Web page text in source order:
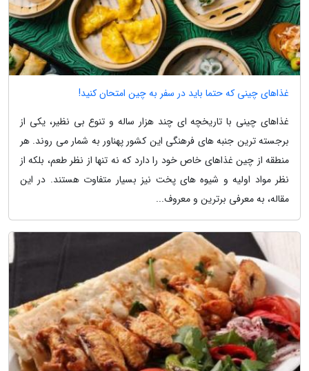
غذاهای چینی که حتما باید در سفر به چین امتحان کنید!
غذاهای چینی با تاریخچه ای چند هزار ساله و تنوع بی نظیر، یکی از
برجسته ترین جنبه های فرهنگی این کشور پهناور به شمار می روند. هر
منطقه از چین غذاهای خاص خود را دارد که نه تنها از نظر طعم، بلکه از
نظر مواد اولیه و شیوه های پخت نیز بسیار متفاوت هستند. در این
مقاله، به معرفی برترین و معروف...